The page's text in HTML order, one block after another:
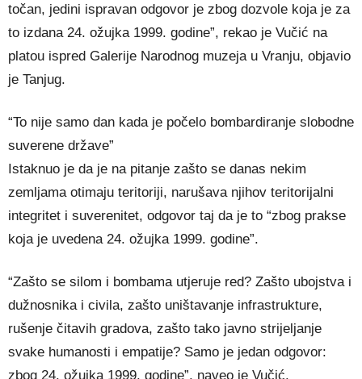
točan, jedini ispravan odgovor je zbog dozvole koja je za
to izdana 24. ožujka 1999. godine”, rekao je Vučić na
platou ispred Galerije Narodnog muzeja u Vranju, objavio
je Tanjug.
“To nije samo dan kada je počelo bombardiranje slobodne
suverene države”
Istaknuo je da je na pitanje zašto se danas nekim
zemljama otimaju teritoriji, narušava njihov teritorijalni
integritet i suverenitet, odgovor taj da je to “zbog prakse
koja je uvedena 24. ožujka 1999. godine”.
“Zašto se silom i bombama utjeruje red? Zašto ubojstva i
dužnosnika i civila, zašto uništavanje infrastrukture,
rušenje čitavih gradova, zašto tako javno strijeljanje
svake humanosti i empatije? Samo je jedan odgovor:
zbog 24. ožujka 1999. godine”, naveo je Vučić.